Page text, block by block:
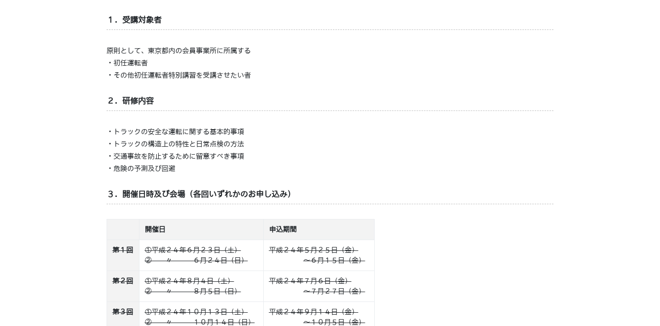
１．受講対象者
原則として、東京都内の会員事業所に所属する
・初任運転者
・その他初任運転者特別講習を受講させたい者
２．研修内容
・トラックの安全な運転に関する基本的事項
・トラックの構造上の特性と日常点検の方法
・交通事故を防止するために留意すべき事項
・危険の予測及び回避
３．開催日時及び会場（各回いずれかのお申し込み）
開催日 申込期間
第１回
①平成２４年６月２３日（土）
② 〃 ６月２４日（日）
平成２４年５月２５日（金）
～６月１５日（金）
第２回
①平成２４年８月４日（土）
② 〃 ８月５日（日）
平成２４年７月６日（金）
～７月２７日（金）
第３回
①平成２４年１０月１３日（土）
② 〃 １０月１４日（日）
平成２４年９月１４日（金）
～１０月５日（金）